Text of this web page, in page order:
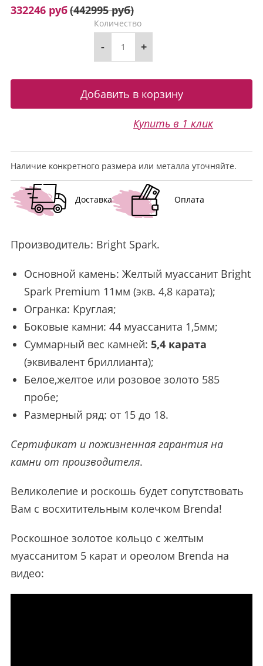
332246 руб(442995 руб)
Количество
- +
Купить в 1 клик
Наличие конкретного размера или металла уточняйте.
Доставка Оплата
Производитель: Bright Spark.
Основной камень: Желтый муассанит Bright
Spark Premium 11мм (экв. 4,8 карата);
Огранка: Круглая;
Боковые камни: 44 муассанита 1,5мм;
Суммарный вес камней: 5,4 карата
(эквивалент бриллианта);
Белое,желтое или розовое золото 585
пробе;
Размерный ряд: от 15 до 18.
Сертификат и пожизненная гарантия на
камни от производителя.
Великолепие и роскошь будет сопутствовать
Вам с восхитительным колечком Brenda!
Роскошное золотое кольцо с желтым
муассанитом 5 карат и ореолом Brenda на
видео: